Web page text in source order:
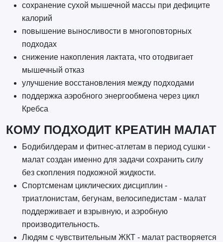
сохранение сухой мышечной массы при дефиците
калорий
повышение выносливости в многоповторных
подходах
снижение накопления лактата, что отодвигает
мышечный отказ
улучшение восстановления между подходами
поддержка аэробного энергообмена через цикл
Кребса
КОМУ ПОДХОДИТ КРЕАТИН МАЛАТ
Бодибилдерам и фитнес-атлетам в период сушки -
малат создан именно для задачи сохранить силу
без скопления подкожной жидкости.
Спортсменам циклических дисциплин -
триатлонистам, бегунам, велосипедистам - малат
поддерживает и взрывную, и аэробную
производительность.
Людям с чувствительным ЖКТ - малат растворяется